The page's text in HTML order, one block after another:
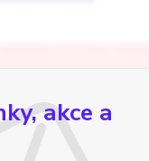
akce a